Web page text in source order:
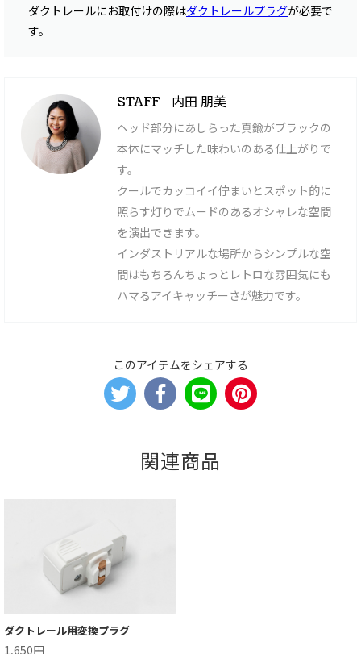
ダクトレールにお取付けの際はダクトレールプラグが必要で
す。
STAFF 内田 朋美
ヘッド部分にあしらった真鍮がブラックの
本体にマッチした味わいのある仕上がりで
す。
クールでカッコイイ佇まいとスポット的に
照らす灯りでムードのあるオシャレな空間
を演出できます。
インダストリアルな場所からシンプルな空
間はもちろんちょっとレトロな雰囲気にも
ハマるアイキャッチーさが魅力です。
このアイテムをシェアする
関連商品
ダクトレール用変換プラグ
1,650円